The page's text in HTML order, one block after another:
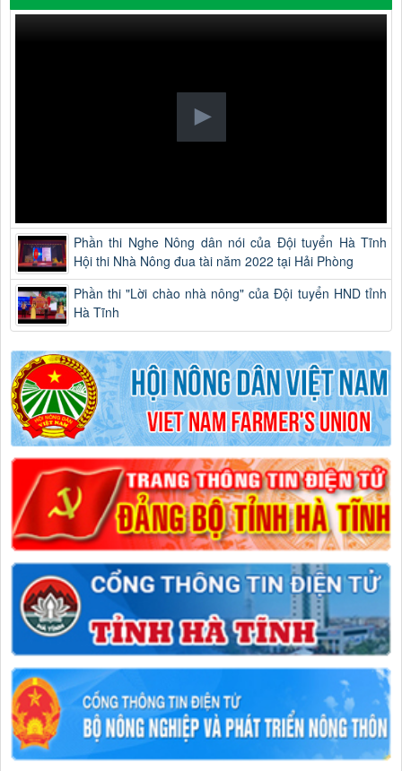
Phần thi Nghe Nông dân nói của Đội tuyển Hà Tĩnh
Hội thi Nhà Nông đua tài năm 2022 tại Hải Phòng
Phần thi "Lời chào nhà nông" của Đội tuyển HND tỉnh
Hà Tĩnh